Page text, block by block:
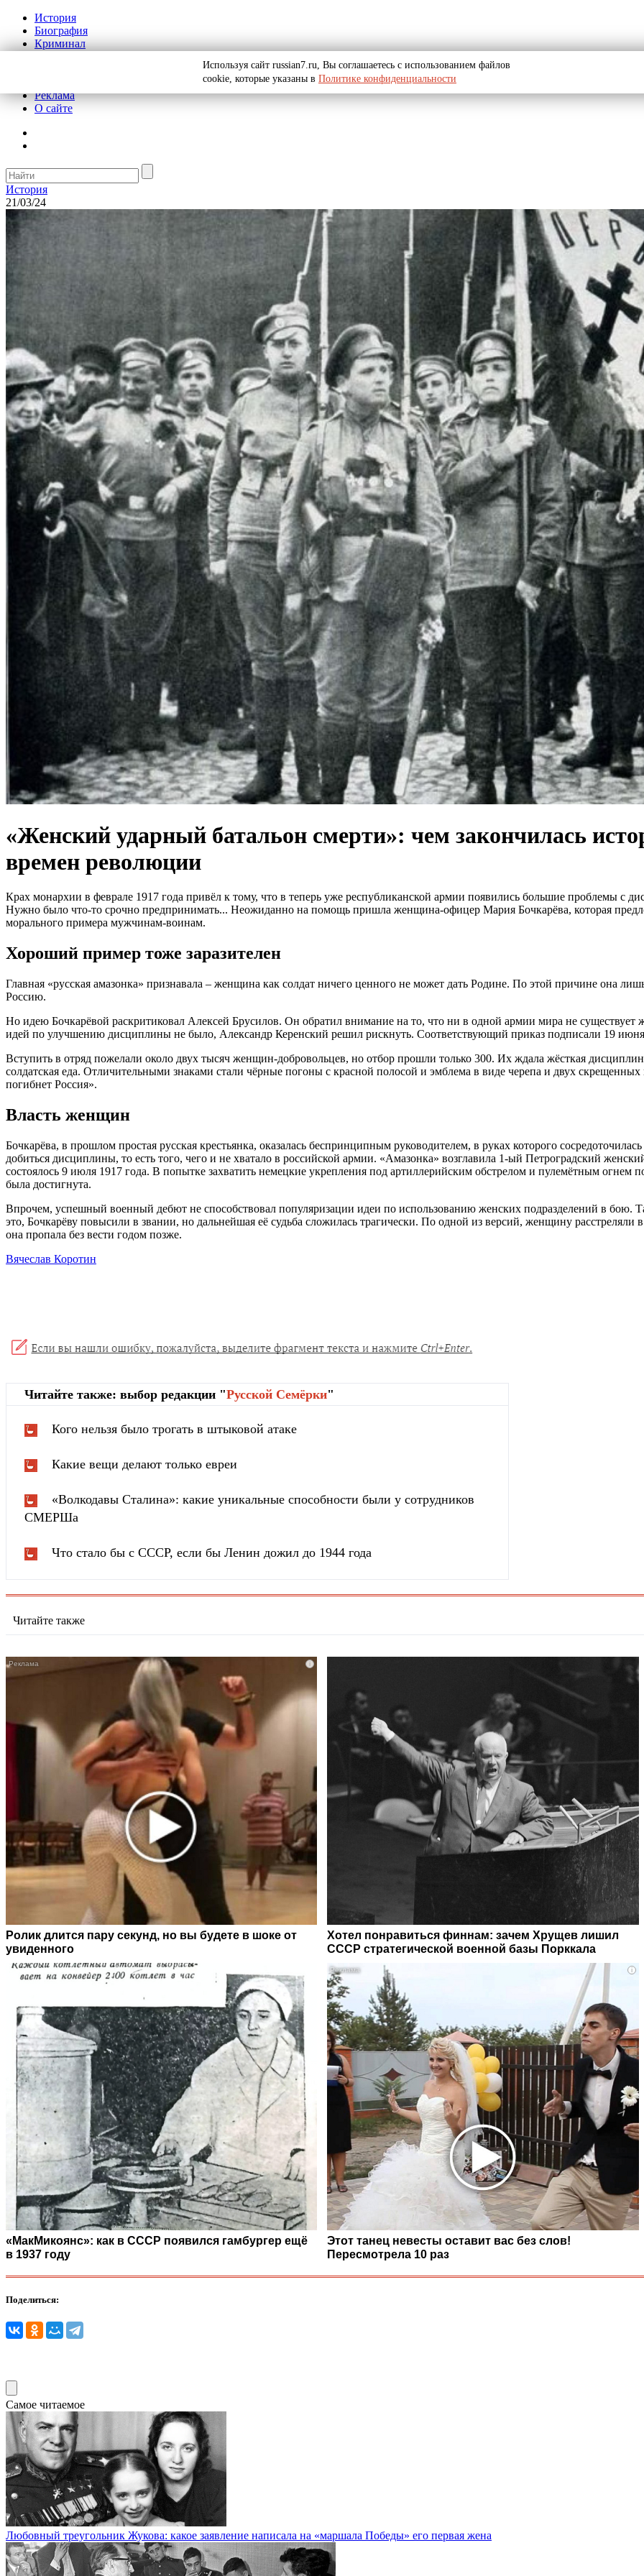
История
Биография
Криминал
Реклама
О сайте
История
21/03/24
«Женский ударный батальон смерти»: чем закончилась
времен революции
Крах монархии в феврале 1917 года привёл к тому, что в теперь уже республиканской армии появились большие проблемы с
Нужно было что-то срочно предпринимать... Неожиданно на помощь пришла женщина-офицер Мария Бочкарёва, которая
морального примера мужчинам-воинам.
Хороший пример тоже заразителен
Главная «русская амазонка» признавала – женщина как солдат ничего ценного не может дать Родине. По этой причине она
Россию.
Но идею Бочкарёвой раскритиковал Алексей Брусилов. Он обратил внимание на то, что ни в одной армии мира не существует
идей по улучшению дисциплины не было, Александр Керенский решил рискнуть. Соответствующий приказ подписали 19
Вступить в отряд пожелали около двух тысяч женщин-добровольцев, но отбор прошли только 300. Их ждала жёсткая
солдатская еда. Отличительными знаками стали чёрные погоны с красной полосой и эмблема в виде черепа и двух
погибнет Россия».
Власть женщин
Бочкарёва, в прошлом простая русская крестьянка, оказалась беспринципным руководителем, в руках которого
добиться дисциплины, то есть того, чего и не хватало в российской армии. «Амазонка» возглавила 1-ый Петроградский
состоялось 9 июля 1917 года. В попытке захватить немецкие укрепления под артиллерийским обстрелом и пулемётным
была достигнута.
Впрочем, успешный военный дебют не способствовал популяризации идеи по использованию женских подразделений в бою.
это, Бочкарёву повысили в звании, но дальнейшая её судьба сложилась трагически. По одной из версий, женщину расстреляли
она пропала без вести годом позже.
Вячеслав Коротин
Читайте также: выбор редакции "Русской Cемёрки"
Кого нельзя было трогать в штыковой атаке
Какие вещи делают только евреи
«Волкодавы Сталина»: какие уникальные способности были у сотрудников
СМЕРШа
Что стало бы с СССР, если бы Ленин дожил до 1944 года
Читайте также
i
Ролик длится пару секунд, но вы будете в шоке от
увиденного
Хотел понравиться финнам: зачем Хрущев лишил
СССР стратегической военной базы Порккала
«МакМикоянс»: как в СССР появился гамбургер ещё
в 1937 году
i
Этот танец невесты оставит вас без слов!
Пересмотрела 10 раз
Поделиться:
Самое читаемое
Любовный треугольник Жукова: какое заявление написала на «маршала Победы» его первая жена
Используя сайт russian7.ru, Вы соглашаетесь с использованием файлов
cookie, которые указаны в Политике конфиденциальности